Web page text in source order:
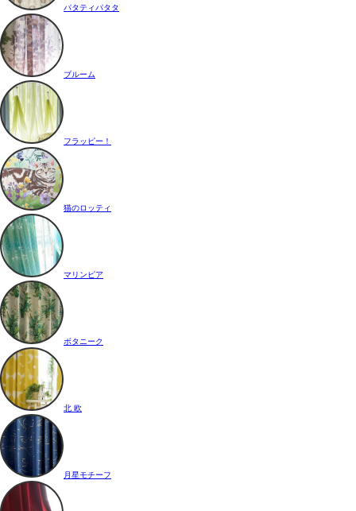
パタティパタタ
ブルーム
フラッピー！
猫のロッティ
マリンピア
ボタニーク
北 欧
月星モチーフ